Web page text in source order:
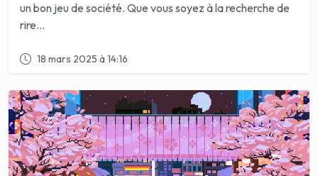
un bon jeu de société. Que vous soyez à la recherche de
rire...
18 mars 2025 à 14:16